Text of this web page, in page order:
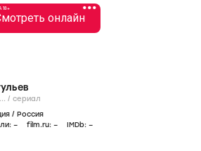
•••
18+
онлайн
/ сериал
/ Россия
– film.ru: – IMDb: –